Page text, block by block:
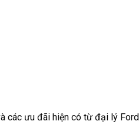
các ưu đãi hiện có từ đại lý